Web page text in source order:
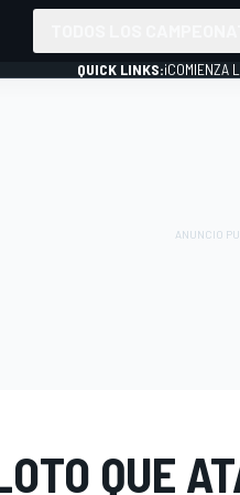
QUICK LINKS:¡COMIENZA
QUE